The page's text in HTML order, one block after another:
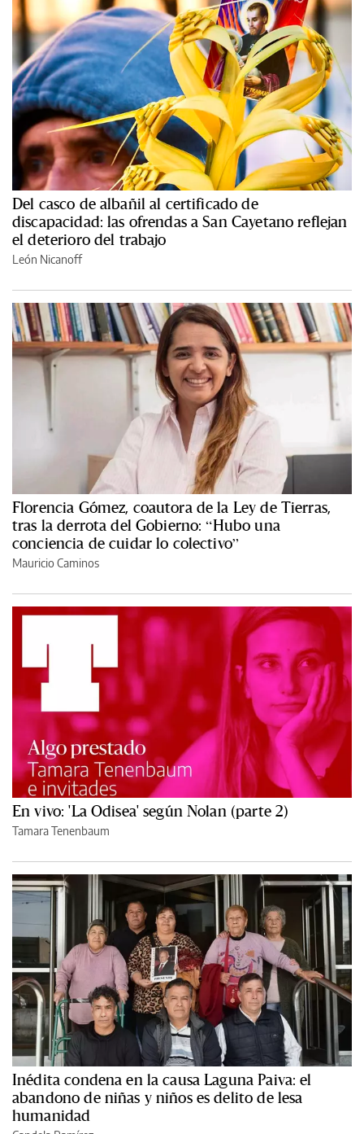
Del casco de albañil al certificado de
discapacidad: las ofrendas a San Cayetano reflejan
el deterioro del trabajo
León Nicanoff
Florencia Gómez, coautora de la Ley de Tierras,
tras la derrota del Gobierno: “Hubo una
conciencia de cuidar lo colectivo”
Mauricio Caminos
En vivo: 'La Odisea' según Nolan (parte 2)
Tamara Tenenbaum
Inédita condena en la causa Laguna Paiva: el
abandono de niñas y niños es delito de lesa
humanidad